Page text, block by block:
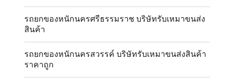
รถยกของหนักนครศรีธรรมราช บริษัทรับเหมาขนส่ง
สินค้า
รถยกของหนักนครสวรรค์ บริษัทรับเหมาขนส่งสินค้า
ราคาถูก